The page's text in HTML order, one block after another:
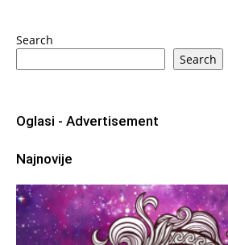
Search
Search
Oglasi - Advertisement
Najnovije